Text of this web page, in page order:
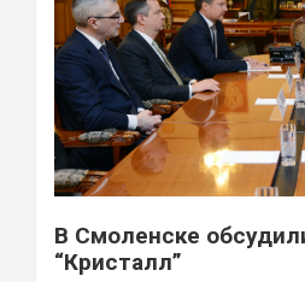
В Смоленске
“Кристалл”